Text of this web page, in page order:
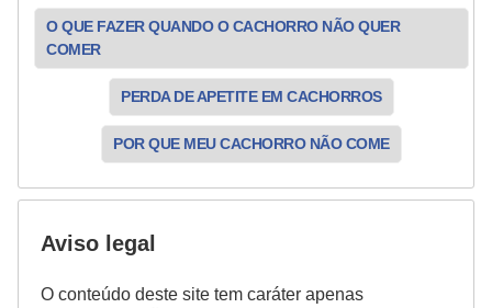
O QUE FAZER QUANDO O CACHORRO NÃO QUER
COMER
PERDA DE APETITE EM CACHORROS
POR QUE MEU CACHORRO NÃO COME
Aviso legal
O conteúdo deste site tem caráter apenas